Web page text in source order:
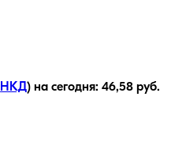
НКД) на сегодня: 46,58 руб.